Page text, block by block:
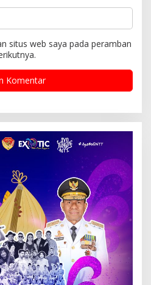
situs web saya pada peramban